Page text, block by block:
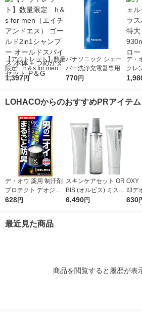
【アウトレット】数量
限定 h＆s for men
（エイチアンドエス）
本体＋つめかえセット
1,397円
パナソニック シェー
バー洗浄充電器専用洗
浄剤 ES-4L03 3個入
770円
デ・
クレ
ーブ
LOHACOからのおすすめPRアイテム
デ・オウ 薬用 制汗剤
プロテクト デオジャ
ム 全身用 男性用 加齢
628円
スキンケアセット OR
BIS (オルビス) ミスタ
ー3ステップセット メ
6,490円
OXY
却デ
料
630
最近見た商品
商品を閲覧すると履歴が表